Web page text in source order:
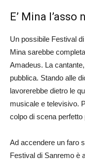
E’ Mina
Un possibile Festival
Mina sarebbe
Amadeus. La
pubblica. Stando alle
lavorerebbe dietro le
musicale e televisivo.
colpo di scena perfetto
Ad accendere un faro
Festival di Sanremo è